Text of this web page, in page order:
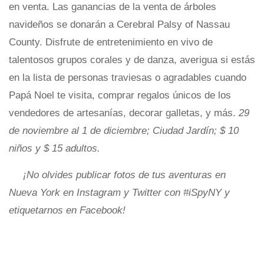
en venta. Las ganancias de la venta de árboles
navideños se donarán a Cerebral Palsy of Nassau
County. Disfrute de entretenimiento en vivo de
talentosos grupos corales y de danza, averigua si estás
en la lista de personas traviesas o agradables cuando
Papá Noel te visita, comprar regalos únicos de los
vendedores de artesanías, decorar galletas, y más. 29
de noviembre al 1 de diciembre; Ciudad Jardín; $ 10
niños y $ 15 adultos.
¡No olvides publicar fotos de tus aventuras en
Nueva York en Instagram y Twitter con #iSpyNY y
etiquetarnos en Facebook!